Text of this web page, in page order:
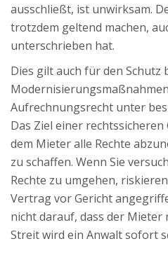
ausschließt, ist unwirksam.
trotzdem geltend machen,
unterschrieben hat.
Dies gilt auch für den Schutz
Aufrechnungsrecht unter
Das Ziel einer
dem Mieter alle Rechte
zu schaffen. Wenn Sie
Rechte zu umgehen,
Vertrag vor Gericht
nicht darauf, dass der Mieter
Streit wird ein Anwalt sofort